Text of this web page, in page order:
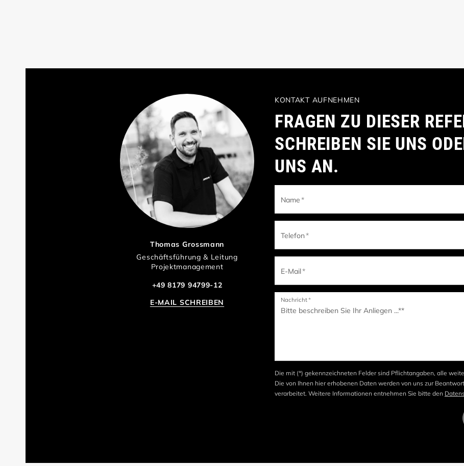
Thomas Grossmann
Geschäftsführung & Leitung
Projektmanagement
+49 8179 94799-12
E-MAIL SCHREIBEN
KONTAKT AUFNEHMEN
FRAGEN ZU DIESER
SCHREIBEN SIE UNS
UNS AN.
Name*
Telefon*
E-Mail*
Nachricht*
Die mit (*) gekennzeichneten Felder sind Pflichtangaben, alle
Die von Ihnen hier erhobenen Daten werden von uns zur
verarbeitet. Weitere Informationen entnehmen Sie bitte den